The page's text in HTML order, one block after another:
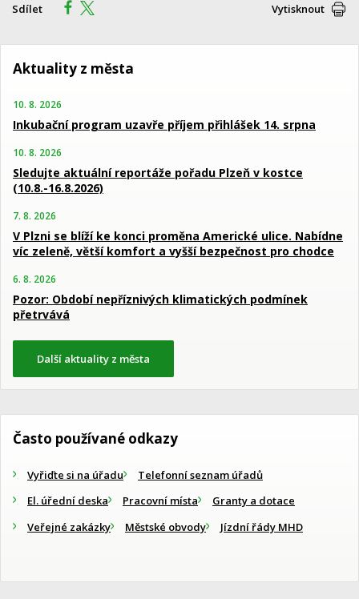
Sdílet Vytisknout
Aktuality z města
10. 8. 2026
Inkubační program uzavře příjem přihlášek 14. srpna
10. 8. 2026
Sledujte aktuální reportáže pořadu Plzeň v kostce
(10.8.-16.8.2026)
7. 8. 2026
V Plzni se blíží ke konci proměna Americké ulice. Nabídne
víc zeleně, větší komfort a vyšší bezpečnost pro chodce
6. 8. 2026
Pozor: Období nepříznivých klimatických podmínek
přetrvává
Další aktuality z města
Často používané odkazy
Vyřiďte si na úřadu
Telefonní seznam úřadů
El. úřední deska
Pracovní místa
Granty a dotace
Veřejné zakázky
Městské obvody Jízdní řády MHD